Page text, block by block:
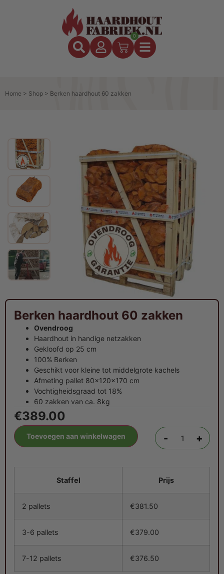
0
Home > Shop > Berken haardhout 60 zakken
Berken haardhout 60 zakken
Ovendroog
Haardhout in handige netzakken
Gekloofd op 25 cm
100% Berken
Geschikt voor kleine tot middelgrote kachels
Afmeting pallet 80x120x170 cm
Vochtigheidsgraad tot 18%
60 zakken van ca. 8kg
€389.00
- +
Toevoegen aan winkelwagen
Staffel Prijs
2 pallets €381.50
3-6 pallets €379.00
7-12 pallets €376.50